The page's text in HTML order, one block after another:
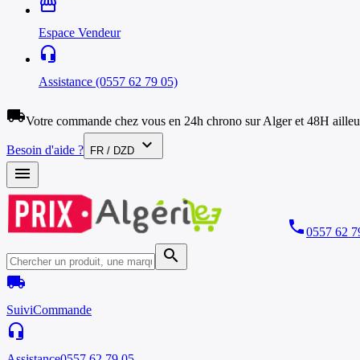
storefront
Espace Vendeur
headset_mic
Assistance (0557 62 79 05)
local_shippingVotre commande chez vous en 24h chrono sur Alger et 48H
Besoin d'aide ? FR / DZD
expand_more
menu
phone0557 62
search
local_shipping
SuiviCommande
headset_mic